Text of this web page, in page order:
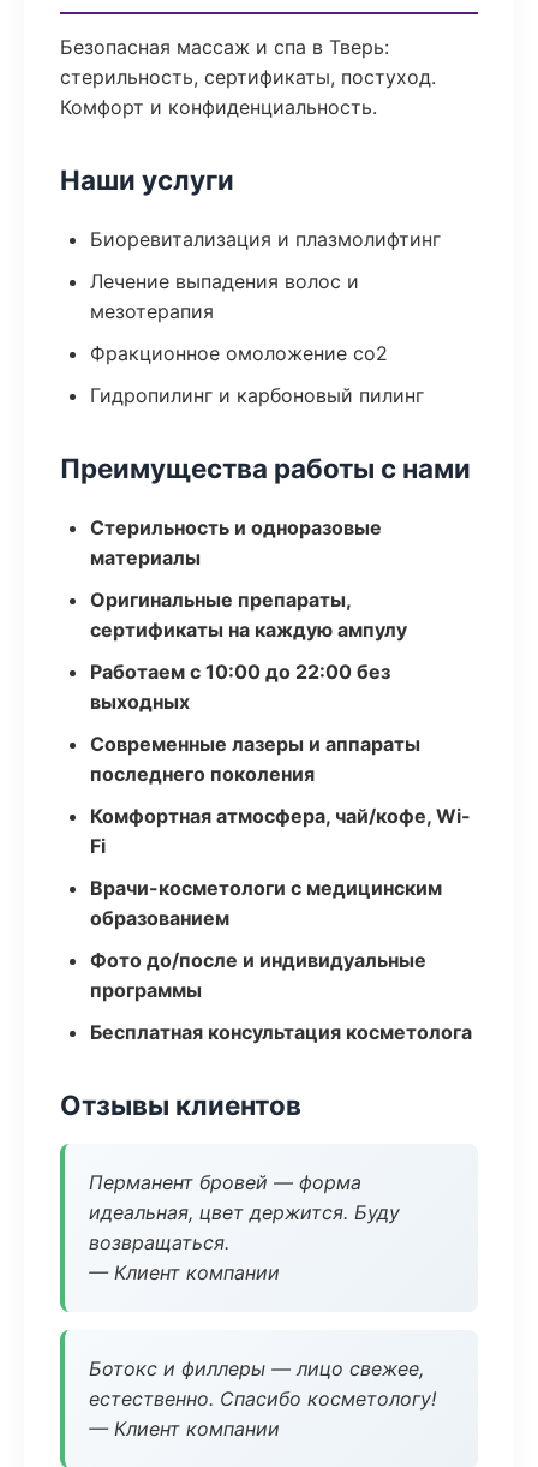
Безопасная массаж и спа в Тверь:
стерильность, сертификаты, постуход.
Комфорт и конфиденциальность.
Наши услуги
Биоревитализация и плазмолифтинг
Лечение выпадения волос и
мезотерапия
Фракционное омоложение co2
Гидропилинг и карбоновый пилинг
Преимущества работы с нами
Стерильность и одноразовые
материалы
Оригинальные препараты,
сертификаты на каждую ампулу
Работаем с 10:00 до 22:00 без
выходных
Современные лазеры и аппараты
последнего поколения
Комфортная атмосфера, чай/кофе, Wi-
Fi
Врачи-косметологи с медицинским
образованием
Фото до/после и индивидуальные
программы
Бесплатная консультация косметолога
Отзывы клиентов
Перманент бровей — форма
идеальная, цвет держится. Буду
возвращаться.
— Клиент компании
Ботокс и филлеры — лицо свежее,
естественно. Спасибо косметологу!
— Клиент компании